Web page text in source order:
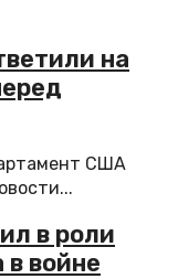
на
США
в роли
войне